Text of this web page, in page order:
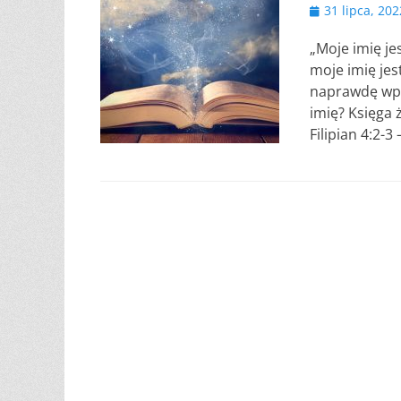
Opublikowano
31 lipca,
„Moje imię
moje imię
naprawdę
imię?
Filipian 4:2-3